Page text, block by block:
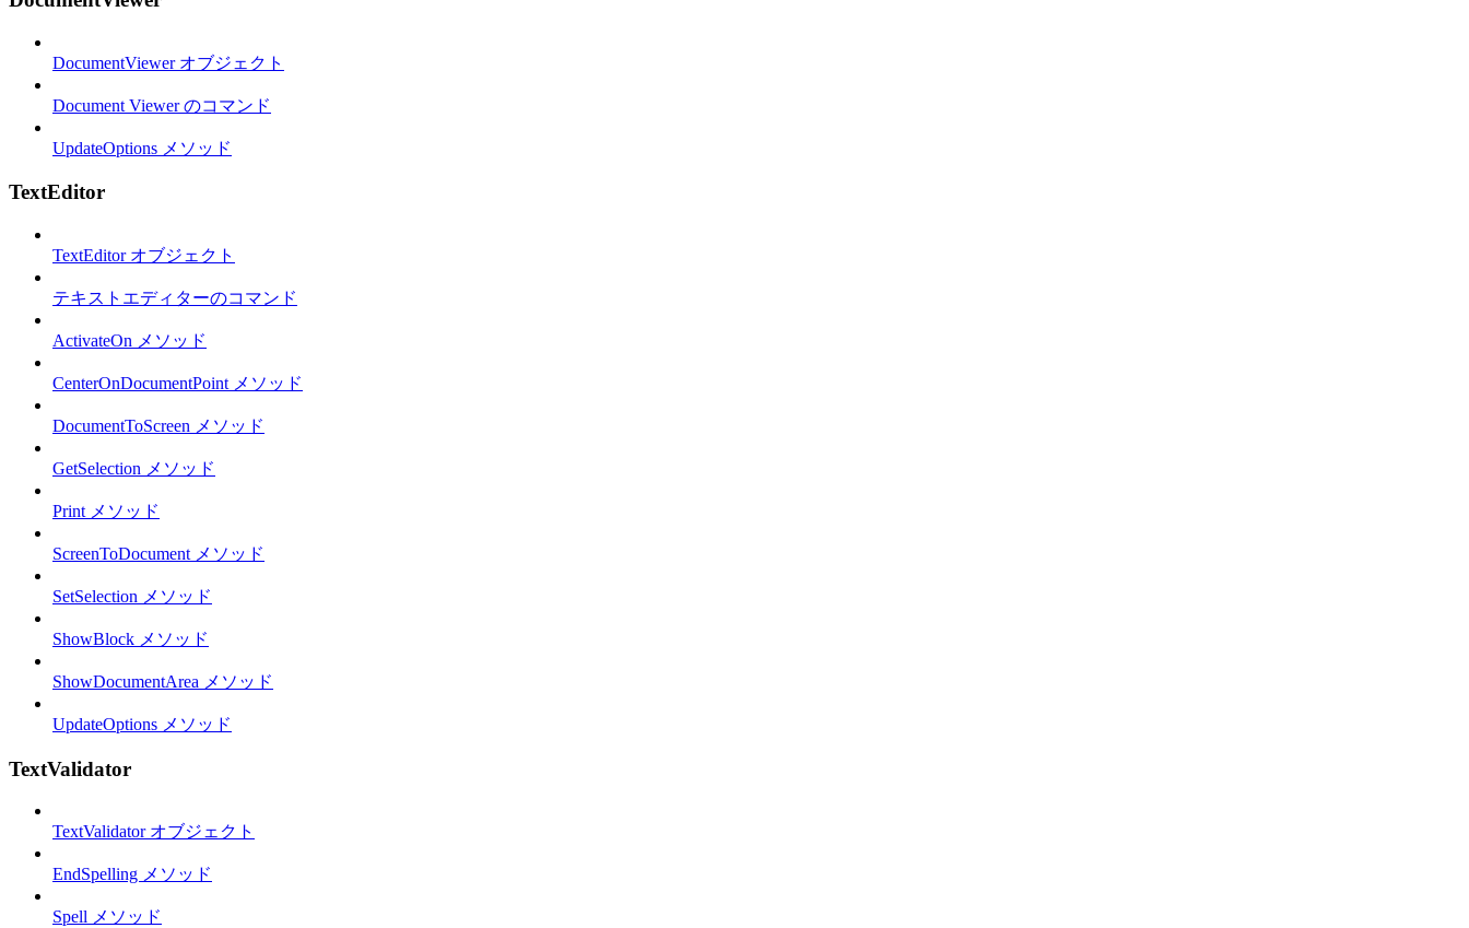
DocumentViewer オブジェクト
Document Viewer のコマンド
UpdateOptions メソッド
TextEditor
TextEditor オブジェクト
テキストエディターのコマンド
ActivateOn メソッド
CenterOnDocumentPoint メソッド
DocumentToScreen メソッド
GetSelection メソッド
Print メソッド
ScreenToDocument メソッド
SetSelection メソッド
ShowBlock メソッド
ShowDocumentArea メソッド
UpdateOptions メソッド
TextValidator
TextValidator オブジェクト
EndSpelling メソッド
Spell メソッド